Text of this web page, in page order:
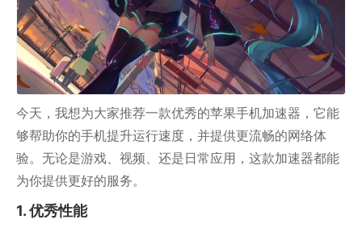
今天，我想为大家推荐一款优秀的苹果手机加速器，它能
够帮助你的手机提升运行速度，并提供更流畅的网络体
验。无论是游戏、视频、还是日常应用，这款加速器都能
为你提供更好的服务。
1. 优秀性能